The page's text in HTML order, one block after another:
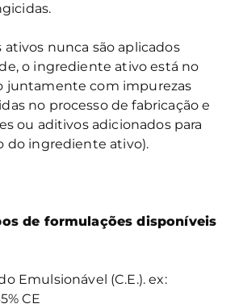
nunca são aplicados
o ingrediente ativo está no
juntamente com impurezas
no processo de fabricação e
ou aditivos adicionados para
do ingrediente ativo).
de formulações disponíveis
Emulsionável (C.E.). ex:
CE